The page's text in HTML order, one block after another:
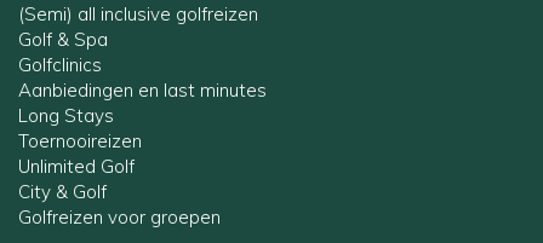
(Semi) all inclusive golfreizen
Golf & Spa
Golfclinics
Aanbiedingen en last minutes
Long Stays
Toernooireizen
Unlimited Golf
City & Golf
Golfreizen voor groepen